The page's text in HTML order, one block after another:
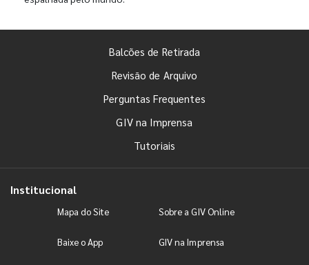
Balcões de Retirada
Revisão de Arquivo
Perguntas Frequentes
GIV na Imprensa
Tutoriais
Institucional
Mapa do Site Sobre a GIV Online
Baixe o App GIV na Imprensa